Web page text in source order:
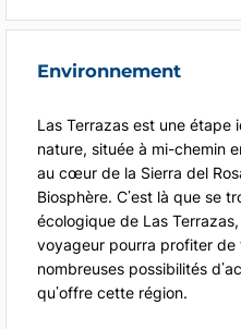
Environnement
Las Terrazas est une étape
nature, située à mi-chemin
au cœur de la Sierra del
Biosphère. C’est là que se
écologique de Las
voyageur pourra profiter
nombreuses possibilités
qu’offre cette région.